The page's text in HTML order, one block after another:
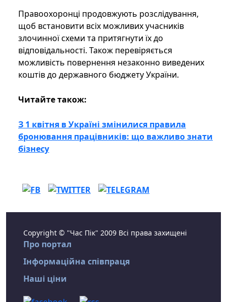
Правоохоронці продовжують розслідування,
щоб встановити всіх можливих учасників
злочинної схеми та притягнути їх до
відповідальності. Також перевіряється
можливість повернення незаконно виведених
коштів до державного бюджету України.
Читайте також:
З 1 квітня в Україні змінилися правила
бронювання працівників: що важливо знати
бізнесу
Copyright © "Час Пік" 2009 Всі права захищені
Про портал
Інформаційна співпраця
Наші ціни